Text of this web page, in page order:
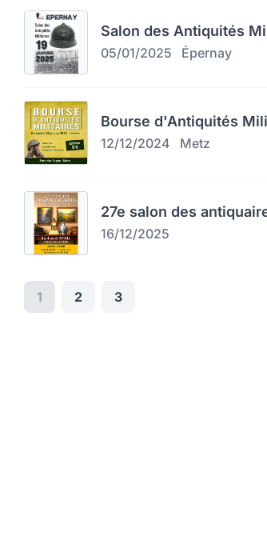
Salon des Antiquités
05/01/2025 Épernay
Bourse d'Antiquités
12/12/2024 Metz
27e salon des
16/12/2025
1 2 3